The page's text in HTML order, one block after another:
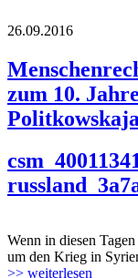
26.09.2016
zum 10.
Politkowskaja
Wenn in diesen
um den Krieg in
>> weiterlesen